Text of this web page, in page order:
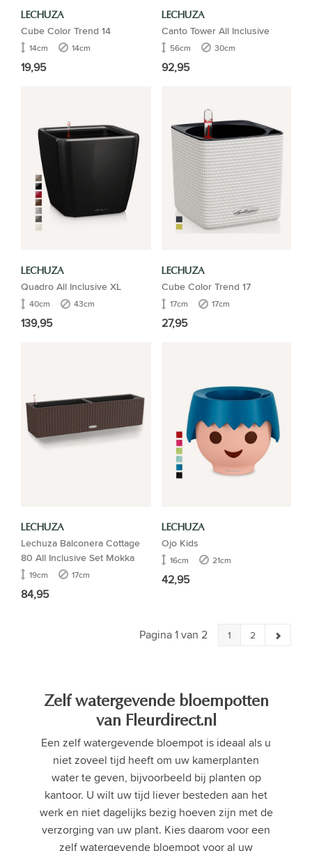
LECHUZA
Cube Color Trend 14
14cm 14cm
19,95
LECHUZA
Canto Tower All Inclusive
56cm 30cm
92,95
LECHUZA
Quadro All Inclusive XL
40cm 43cm
139,95
LECHUZA
Cube Color Trend 17
17cm 17cm
27,95
LECHUZA
Lechuza Balconera Cottage
80 All Inclusive Set Mokka
19cm 17cm
84,95
LECHUZA
Ojo Kids
16cm 21cm
42,95
Pagina 1 van 2 1 2
Zelf watergevende bloempotten
van Fleurdirect.nl
Een zelf watergevende bloempot is ideaal als u
niet zoveel tijd heeft om uw kamerplanten
water te geven, bijvoorbeeld bij planten op
kantoor. U wilt uw tijd liever besteden aan het
werk en niet dagelijks bezig hoeven zijn met de
verzorging van uw plant. Kies daarom voor een
zelf watergevende bloempot voor al uw